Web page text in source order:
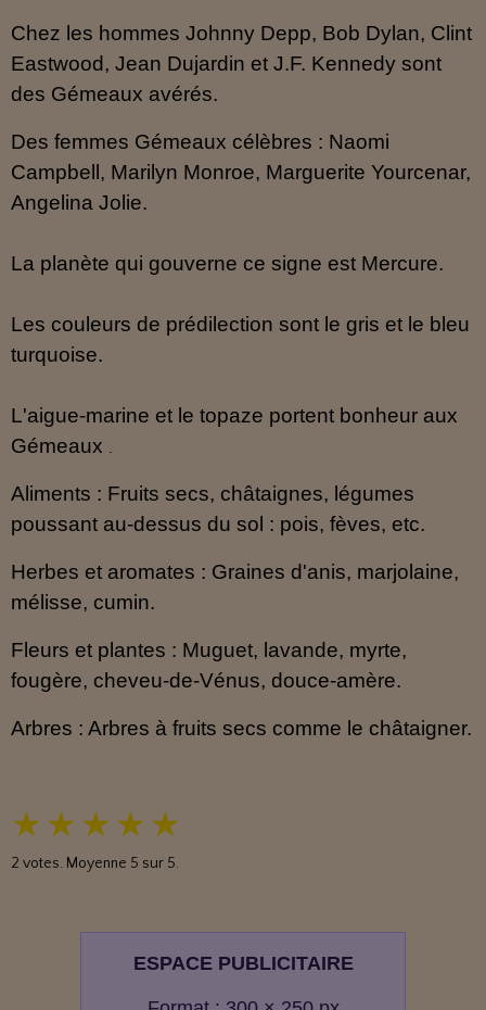
Chez les hommes Johnny Depp, Bob Dylan, Clint
Eastwood, Jean Dujardin et J.F. Kennedy sont
des Gémeaux avérés.
Des femmes Gémeaux célèbres : Naomi
Campbell, Marilyn Monroe, Marguerite Yourcenar,
Angelina Jolie.
La planète qui gouverne ce signe est Mercure.
Les couleurs de prédilection sont le gris et le bleu
turquoise.
L'aigue-marine et le topaze portent bonheur aux
Gémeaux .
Aliments : Fruits secs, châtaignes, légumes
poussant au-dessus du sol : pois, fèves, etc.
Herbes et aromates : Graines d'anis, marjolaine,
mélisse, cumin.
Fleurs et plantes : Muguet, lavande, myrte,
fougère, cheveu-de-Vénus, douce-amère.
Arbres : Arbres à fruits secs comme le châtaigner.
★ ★ ★ ★ ★
2 votes. Moyenne 5 sur 5.
ESPACE PUBLICITAIRE